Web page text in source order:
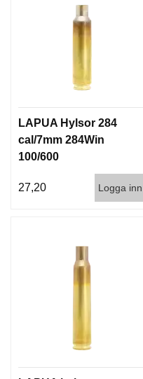
LAPUA Hylsor 284
cal/7mm 284Win
100/600
27,20 Logga inn